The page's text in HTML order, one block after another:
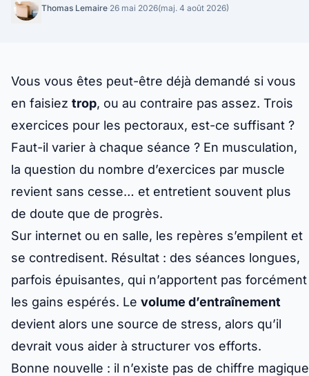
Thomas Lemaire·26 mai 2026(maj. 4 août 2026)
Vous vous êtes peut-être déjà demandé si vous
en faisiez trop, ou au contraire pas assez. Trois
exercices pour les pectoraux, est-ce suffisant ?
Faut-il varier à chaque séance ? En musculation,
la question du nombre d’exercices par muscle
revient sans cesse… et entretient souvent plus
de doute que de progrès.
Sur internet ou en salle, les repères s’empilent et
se contredisent. Résultat : des séances longues,
parfois épuisantes, qui n’apportent pas forcément
les gains espérés. Le volume d’entraînement
devient alors une source de stress, alors qu’il
devrait vous aider à structurer vos efforts.
Bonne nouvelle : il n’existe pas de chiffre magique